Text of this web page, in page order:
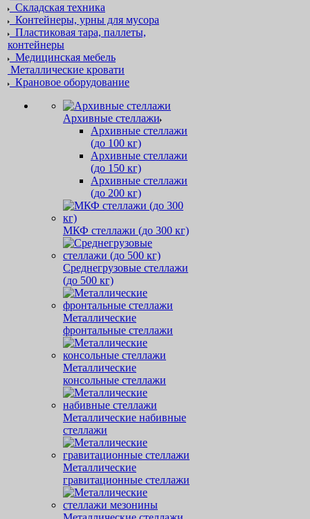
Складская техника
Контейнеры, урны для мусора
Пластиковая тара, паллеты,
контейнеры
Медицинская мебель
Металлические кровати
Крановое оборудование
Архивные стеллажи
Архивные стеллажи
(до 100 кг)
Архивные стеллажи
(до 150 кг)
Архивные стеллажи
(до 200 кг)
МКФ стеллажи (до 300 кг)
Среднегрузовые стеллажи
(до 500 кг)
Металлические
фронтальные стеллажи
Металлические
консольные стеллажи
Металлические набивные
стеллажи
Металлические
гравитационные стеллажи